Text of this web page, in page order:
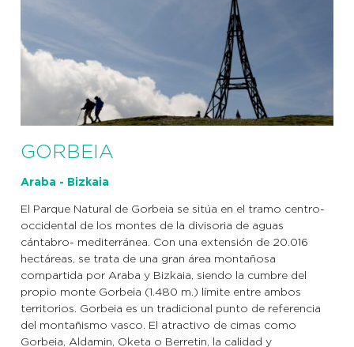
GORBEIA
Araba - Bizkaia
El Parque Natural de Gorbeia se sitúa en el tramo centro-
occidental de los montes de la divisoria de aguas
cántabro- mediterránea. Con una extensión de 20.016
hectáreas, se trata de una gran área montañosa
compartida por Araba y Bizkaia, siendo la cumbre del
propio monte Gorbeia (1.480 m.) límite entre ambos
territorios. Gorbeia es un tradicional punto de referencia
del montañismo vasco. El atractivo de cimas como
Gorbeia, Aldamin, Oketa o Berretin, la calidad y